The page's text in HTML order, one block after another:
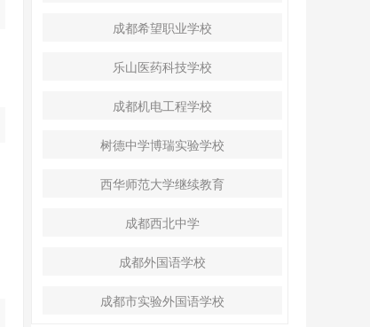
成都希望职业学校
乐山医药科技学校
成都机电工程学校
树德中学博瑞实验学校
西华师范大学继续教育
成都西北中学
成都外国语学校
成都市实验外国语学校